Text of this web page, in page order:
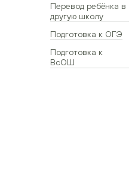
Перевод ребёнка в
другую школу
Подготовка к ОГЭ
Подготовка к
ВсОШ